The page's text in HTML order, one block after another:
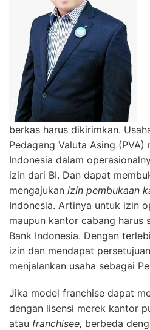
berkas harus dikirimkan.
Pedagang Valuta Asing
Indonesia dalam
izin dari BI. Dan dapat
mengajukan izin pembukaan
Indonesia. Artinya untuk izin
maupun kantor cabang harus
Bank Indonesia. Dengan
izin dan mendapat
menjalankan usaha sebagai
Jika model franchise dapat
dengan lisensi merek kantor
atau franchisee, berbeda